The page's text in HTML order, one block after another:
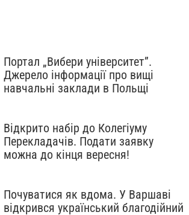
Портал „Вибери університет”.
Джерело інформації про вищі
навчальні заклади в Польщі
Відкрито набір до Колегіуму
Перекладачів. Подати заявку
можна до кінця вересня!
Почуватися як вдома. У Варшаві
відкрився український благодійний